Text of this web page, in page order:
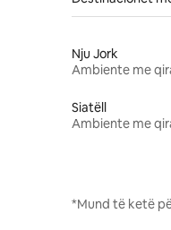
Nju Jork
Ambiente me
Siatëll
Ambiente me
*Mund të ketë